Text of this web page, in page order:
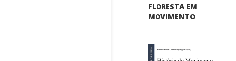
FLORESTA EM
MOVIMENTO